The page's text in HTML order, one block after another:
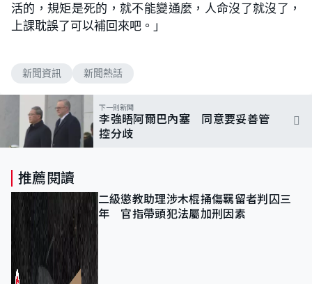
活的，規矩是死的，就不能變通麼，人命沒了就沒了，
上課耽誤了可以補回來吧。」
新聞資訊 新聞熱話
下一則新聞
李強晤阿爾巴內塞 同意要妥善管
控分歧
推薦閱讀
二級懲教助理涉木棍捅傷羈留者判囚三
年 官指帶頭犯法屬加刑因素